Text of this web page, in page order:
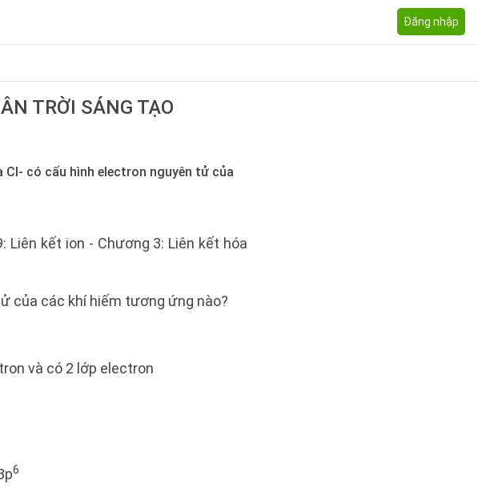
Đăng nhập
TRỜI SÁNG TẠO
Cl- có cấu hình electron nguyên tử của
Liên kết ion - Chương 3: Liên kết hóa
của các khí hiếm tương ứng nào?
và có 2 lớp electron
6